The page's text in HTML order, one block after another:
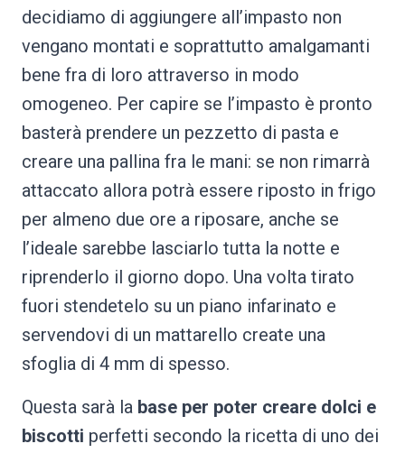
decidiamo di aggiungere all’impasto non
vengano montati e soprattutto amalgamanti
bene fra di loro attraverso in modo
omogeneo. Per capire se l’impasto è pronto
basterà prendere un pezzetto di pasta e
creare una pallina fra le mani: se non rimarrà
attaccato allora potrà essere riposto in frigo
per almeno due ore a riposare, anche se
l’ideale sarebbe lasciarlo tutta la notte e
riprenderlo il giorno dopo. Una volta tirato
fuori stendetelo su un piano infarinato e
servendovi di un mattarello create una
sfoglia di 4 mm di spesso.
Questa sarà la base per poter creare dolci e
biscotti perfetti secondo la ricetta di uno dei